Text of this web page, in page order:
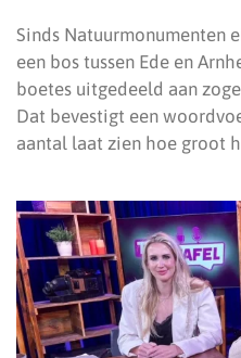
Sinds Natuurmonumenten
een bos tussen Ede en
boetes uitgedeeld aan
Dat bevestigt een
aantal laat zien hoe groot